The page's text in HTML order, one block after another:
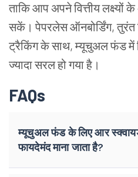
ताकि आप अपने वित्तीय लक्ष्यों
सकें। पेपरलेस ऑनबोर्डिंग,
ट्रैकिंग के साथ, म्यूचुअल फंड में
ज्यादा सरल हो गया है।
FAQs
म्यूचुअल फंड के लिए आर
फायदेमंद माना जाता है?